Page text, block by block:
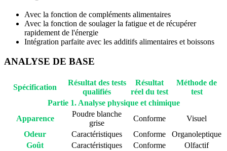
Avec la fonction de compléments alimentaires
Avec la fonction de soulager la fatigue et de récupérer
rapidement de l'énergie
Intégration parfaite avec les additifs alimentaires et boissons
ANALYSE DE BASE
Spécification
Résultat des tests
qualifiés
Résultat
réel du test
Méthode de
test
Partie 1. Analyse physique et chimique
Apparence
Poudre blanche
grise
Conforme
Visuel
Odeur
Caractéristiques Conforme
Organoleptique
Goût
Caractéristiques Conforme
Olfactif